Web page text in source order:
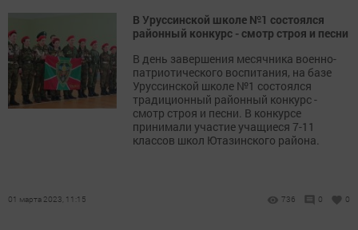
В Уруссинской школе №1 состоялся
районный конкурс - смотр строя и песни
В день завершения месячника военно-
патриотического воспитания, на базе
Уруссинской школе №1 состоялся
традиционный районный конкурс -
смотр строя и песни. В конкурсе
принимали участие учащиеся 7-11
классов школ Ютазинского района.
01 марта 2023, 11:15 736 0 0